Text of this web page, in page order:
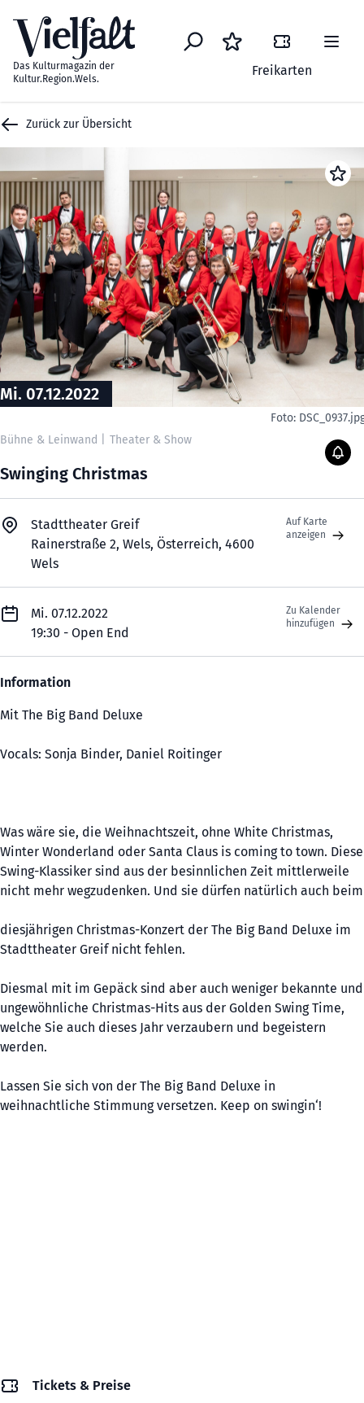
Das Kulturmagazin der
Kultur.Region.Wels.
Freikarten
Zurück zur Übersicht
Mi. 07.12.2022
Foto:
Bühne & Leinwand
Theater & Show
Swinging Christmas
Stadttheater Greif
Rainerstraße 2, Wels, Österreich, 4600
Wels
Auf Karte
anzeigen
Mi. 07.12.2022
19:30 - Open End
Zu Kalender
hinzufügen
Information
Mit The Big Band Deluxe
Vocals: Sonja Binder, Daniel Roitinger
Was wäre sie, die Weihnachtszeit, ohne White Christmas,
Winter Wonderland oder Santa Claus is coming to town. Diese
Swing-Klassiker sind aus der besinnlichen Zeit mittlerweile
nicht mehr wegzudenken. Und sie dürfen natürlich auch beim
diesjährigen Christmas-Konzert der The Big Band Deluxe im
Stadttheater Greif nicht fehlen.
Diesmal mit im Gepäck sind aber auch weniger bekannte und
ungewöhnliche Christmas-Hits aus der Golden Swing Time,
welche Sie auch dieses Jahr verzaubern und begeistern
werden.
Lassen Sie sich von der The Big Band Deluxe in
weihnachtliche Stimmung versetzen. Keep on swingin‘!
Tickets & Preise